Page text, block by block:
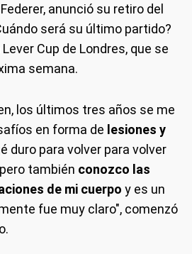
anunció su retiro del
será su último partido?
Cup de Londres, que se
semana.
los últimos tres años se me
en forma de lesiones y
duro para volver para volver
también conozco las
de mi cuerpo y es un
fue muy claro", comenzó